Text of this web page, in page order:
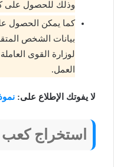
وذلك للحصول على
كما يمكن الحصول
بيانات الشخص
لوزارة القوى
العمل.
لا يفوتك الإطلاع على:
استخراج كعب